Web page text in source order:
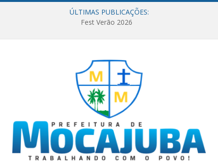
ÚLTIMAS PUBLICAÇÕES:
Fest Verão 2026